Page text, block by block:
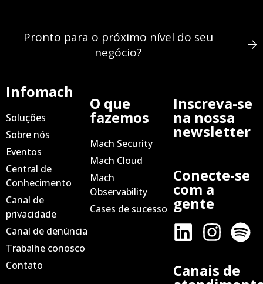
Pronto para o próximo nível do seu
negócio?
Infomach
Soluções
Sobre nós
Eventos
Central de
Conhecimento
Canal de
privacidade
Canal de denúncia
Trabalhe conosco
Contato
O que
fazemos
Mach Security
Mach Cloud
Mach
Observability
Cases de sucesso
Inscreva-se
na nossa
newsletter
Conecte-se
com a
gente
Canais de